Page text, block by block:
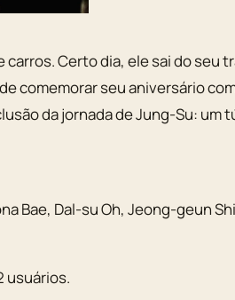
Certo dia, ele sai do seu
comemorar seu aniversário
da jornada de Jung-Su:
Bae, Dal-su Oh,Jeong-geun
usuários.